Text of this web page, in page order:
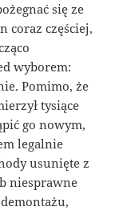
się ze
coraz częściej,
wyborem:
Pomimo, że
tysiące
go nowym,
legalnie
usunięte z
niesprawne